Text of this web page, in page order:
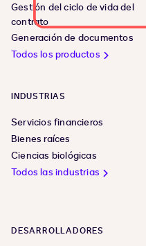
Gestión del ciclo de vida del
contrato
Generación de documentos
Todos los productos
INDUSTRIAS
Servicios financieros
Bienes raíces
Ciencias biológicas
Todos las industrias
DESARROLLADORES